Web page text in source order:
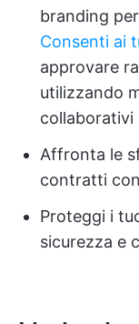
branding
Consenti ai
approvare
utilizzando
collaborativi
Affronta le
contratti
Proteggi i
sicurezza e